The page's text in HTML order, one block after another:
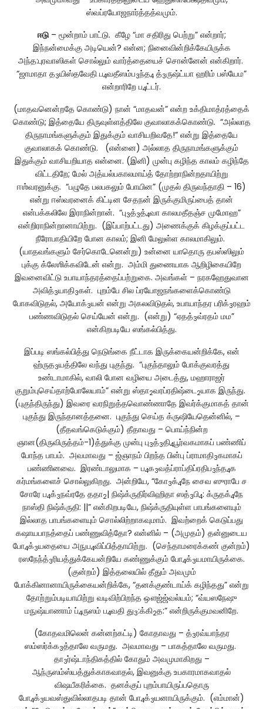
ஸ்வப்ரயோஜநார்த்தத்வமும்.
ஈடு– மூன்றாம் பாட்டு. கீழே “மா சதிரிது பெற்று” என்றார்;
இந்நன்மைக்கு அடியென்? என்ன; நினைவின்றிக்கேயிருக்க
அந்த:புரவாஸிகள் சொல்லும் வார்த்தையைச் சொன்னேன் என்கிறார்.
“ஜாமாதா த3யிஸ்தவேதி ப4வதீஸம்ப3ந்த4 த்3ருஷ்ட்யா ஹரிம் பஸ்யேம”
என்றாரிறே ப4ட்டர்.
(மாதவனென்றதே கொண்டு) நான் “மாதவன்” என்ற உக்திமாத்ரத்தைக்
கொண்டு; இத்தையே திருவுள்ளத்திலே குவாலாகக்கொண்டு. “அல்லாத
திருநாமங்களுக்கும் இதுக்கும் வாசியறிவதே!” என்று இத்தையே
குவாலாகக் கொண்டு. (என்னை) அல்லாத திருநாமங்களுக்கும்
இதுக்கும் வாசியறியாத என்னை. (இனி) முன்பு கழிந்த காலம் கழிந்தே
விட்டதிறே; மேல் அத்யல்பகாலமாய்த் தோற்றாநின்றதாயிற்று
ஈஶ்வரனுக்கு. “பழுதே பலபகலும் போயின” (முதல் திருவந்தாதி – 16)
என்று ஈஸ்வரனைக் கிட்டின சேதநன் இருக்குமிருப்பைத் தான்
என்பக்கலிலே இராநின்றான். “பு3த்3த்4வா காலமதீதஞ்ச முமோஹ”
என்றிராநின்றானாயிற்று. (இப்பாற்பட்டது) அணைக்குக் கிழக்குப்பட்ட
நீரோபாதியிறே போன காலம்; இனி மேலுள்ள காலமாகிலும்.
(யாதவங்களும் சேர்கொடேனென்று) உன்னை யாதொரு தபஸ்ஸிலும்
புக்கு க்லேஶிக்கவிடேன் என்று. அம்மி துணையாக ஆறிழிகையிறே
இவனைவிட்டு உபாயாந்தரத்தைப்பற்றுகை. அவங்கள் – நரகஹேதுவான
அவித்3யாதி3கள். புறம்பே சில ப்ரயோஜநங்களைக்கொண்டு
போகவிடுதல், அயோக்3யன் என்று அகலவிடுதல், உபாயாந்தர பரிக்3ரஹம்
பண்ணவிடுதல் செய்யேன் என்று. (என்று) “ஏதத்3வ்ரதம் மம”
என்கிறபடியே ஸங்கல்பித்து.
இப்படி ஸங்கல்பித்து நெடுங்கை நீட்டாக இருக்கையன்றிக்கே, என்
ஹ்ருத3யத்திலே வந்து புகுந்து. “புகுந்தாலும் போக்குவரத்து
உண்டாமாகில், வாலி போன வழியை அடைத்து, மஹாராஜர்
குறும்புசெய்தாற்போலேயாம்” என்று ஸ்தா2வரப்ரதிஷ்டை2யாக இருந்து.
(புகுந்திருந்து) இவரை வரநிறுத்தவொண்ணாதே இவர்க்குமாகத் தான்
புகுந்து இருந்தானத்தனை. புகுந்து செய்த க்ருஷியேதென்னில், –
(தீதவங்கெடுக்கும்) தீதாவது – பொய்ந்நின்ற
ஞான(திருவிருத்தம்-1)த்துக்கு முன்பு பு3த்3தி4பூர்வகமாகப் பண்ணிப்
போந்த பாபம். அவமாவது – ஜ்ஞாநம் பிறந்த பின்பு ப்ராமாதி3கமாகப்
பண்ணினவை. இரண்டாலுமாக – ப4க3வத்ப்ராப்திப்ரதிப3ந்த4க
கர்மங்களைச் சொல்லுகிறது. அன்றியே, “கோ3க்4நே சைவ ஸுராபே ச
சோரே ப4க்3நவ்ரதே ததா2| நிஷ்க்ருதிர்விஹிதா ஸத்3பி4: க்ருதக்4நே
நாஸ்தி நிஷ்க்ருதி: ||” என்கிறபடியே, நிஷ்க்ருதியுள்ள பாபங்களையும்
இல்லாத பாபங்களையும் சொல்லிற்றாகவுமாம். இவற்றைக் கெடுப்பது
கஷாயபாநத்தைப் பண்ணுவித்தோ? என்னில் – (அமுதம்) தன்னுடைய
போ4க்3யதையை அநுப4விப்பித்தாயிற்று. (செந்தாமரைக்கண் குன்றம்)
ரஸநேந்த்3ரியத்துக்கேயன்றியே கண்ணுக்கும் போ4க்3யமாயிருக்கை.
(குன்றம்) இத்தலையில் தீதும் அவமும்
போக்கினானாயிருக்கையன்றிக்கே, “தனக்குண்டாய்க் கழிந்தது” என்று
தோற்றும்படியாயிற்று வடிவிற்பிறந்த ஔஜ்ஜ்வல்யம்; “வ்யஸநேஷு
மநுஷ்யாணாம் ப்4ருஸம் ப4வதி து3:க்கி2த:” என்றிருக்குமவனிறே.
(கோதவமிலென் கன்னற்கட்டி) கோதாவது – த்3ரவ்யாந்தர
ஸம்ஸர்க்க3த்தாலே வருமது. அவமாவது – பாகத்தாலே வருமது.
தா3ர்ஷ்டாந்திகத்தில் கோதும் அவமுமாகிறது –
ஆந்ருஸம்ஸ்யத்துக்காகவாதல், இவனுக்கு உபகாரமாகவாதல்
விஷயீகரிக்கை. தனக்குப் புறம்பாயிருப்பதொரு
போ4க்3யவஸ்துவில்லாதபடி தான் போ4க்3யனாயிருக்கும். (எம்மான்)